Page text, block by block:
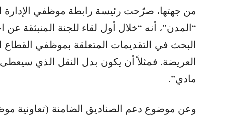
من جهتها، صرّحت رئيسة رابطة موظفي الإدارة
“المدن”، أنه “خلال أول لقاء للجنة المنبثقة
البحث في التقديمات المتعلقة بموظفي القطاع
العريضة. فمثلاً أن يكون بدل النقل الذي
مادي”.
وعن موضوع دعم الصناديق الضامنة (تعاونية